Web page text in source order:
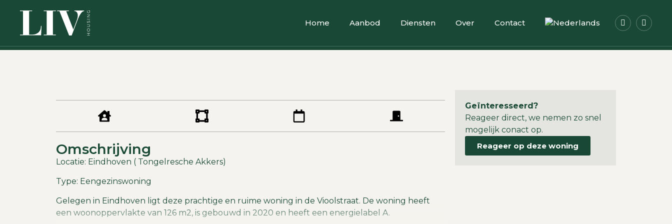
Home Aanbod Diensten Over Contact
Omschrijving
Locatie: Eindhoven ( Tongelresche Akkers)
Type: Eengezinswoning
Gelegen in Eindhoven ligt deze prachtige en ruime woning in de Vioolstraat. De woning heeft
een woonoppervlakte van 126 m2, is gebouwd in 2020 en heeft een energielabel A.
Geïnteresseerd?
Reageer direct, we nemen zo snel
mogelijk conact op.
Reageer op deze woning